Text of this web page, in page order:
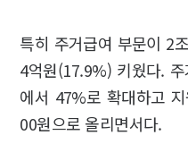
특히 주거급여 부문이 2
4억원(17.9%) 키웠다.
에서 47%로 확대하고
00원으로 올리면서다.